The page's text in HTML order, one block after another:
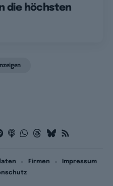
die höchsten
Firmen
Impressum